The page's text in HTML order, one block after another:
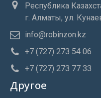
Республика
г. Алматы, ул.
info@robinzon.kz
+7 (727) 273 54 06
+7 (727) 273 77 33
Другое